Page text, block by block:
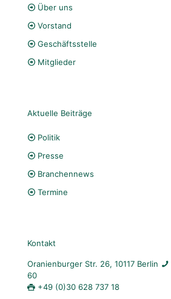
Über uns
Vorstand
Geschäftsstelle
Mitglieder
Aktuelle Beiträge
Politik
Presse
Branchennews
Termine
Kontakt
Oranienburger Str. 26, 10117 Berlin
60
+49 (0)30 628 737 18